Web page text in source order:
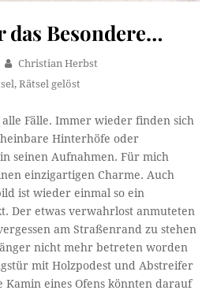
Besondere…
Christian Herbst
,Rätsel gelöst
Fälle. Immer wieder finden sich
Hinterhöfe oder
seinen Aufnahmen. Für mich
einzigartigen Charme. Auch
ist wieder einmal so ein
Der etwas verwahrlost anmuteten
am Straßenrand zu stehen
nicht mehr betreten worden
mit Holzpodest und Abstreifer
Kamin eines Ofens könnten darauf